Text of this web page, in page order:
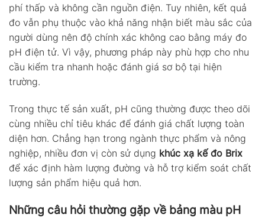
phí thấp và không cần nguồn điện. Tuy nhiên, kết quả
đo vẫn phụ thuộc vào khả năng nhận biết màu sắc của
người dùng nên độ chính xác không cao bằng máy đo
pH điện tử. Vì vậy, phương pháp này phù hợp cho nhu
cầu kiểm tra nhanh hoặc đánh giá sơ bộ tại hiện
trường.
Trong thực tế sản xuất, pH cũng thường được theo dõi
cùng nhiều chỉ tiêu khác để đánh giá chất lượng toàn
diện hơn. Chẳng hạn trong ngành thực phẩm và nông
nghiệp, nhiều đơn vị còn sử dụng khúc xạ kế đo Brix
để xác định hàm lượng đường và hỗ trợ kiểm soát chất
lượng sản phẩm hiệu quả hơn.
Những câu hỏi thường gặp về bảng màu pH